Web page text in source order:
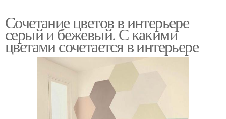
Сочетание цветов в интерьере
серый и бежевый. С какими
цветами сочетается в интерьере